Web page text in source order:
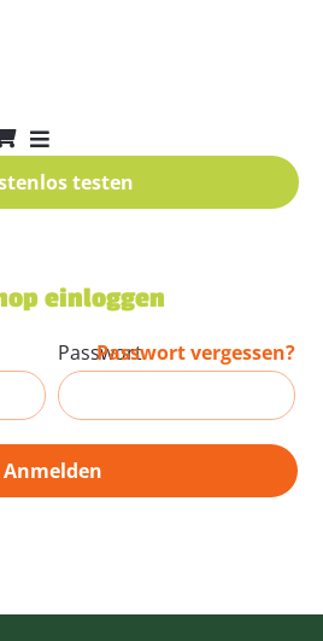
testen
einloggen
Passwort
Passwort vergessen?
Anmelden